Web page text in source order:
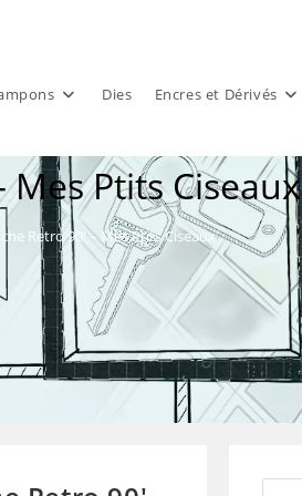
Dies Encres et Dérivés
Mes Ptits Ciseaux
Retro 90′ – Mes Ptits Ciseaux